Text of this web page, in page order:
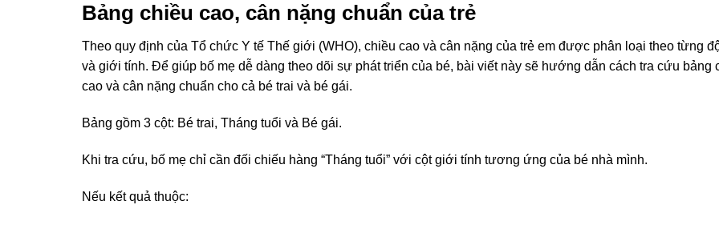
Bảng chiều cao, cân nặng chuẩn của trẻ
Theo quy định của Tổ chức Y tế Thế giới (WHO), chiều cao và cân nặng của trẻ em được phân loại theo từng
và giới tính. Để giúp bố mẹ dễ dàng theo dõi sự phát triển của bé, bài viết này sẽ hướng dẫn cách tra cứu bảng
cao và cân nặng chuẩn cho cả bé trai và bé gái.
Bảng gồm 3 cột: Bé trai, Tháng tuổi và Bé gái.
Khi tra cứu, bố mẹ chỉ cần đối chiếu hàng “Tháng tuổi” với cột giới tính tương ứng của bé nhà mình.
Nếu kết quả thuộc: